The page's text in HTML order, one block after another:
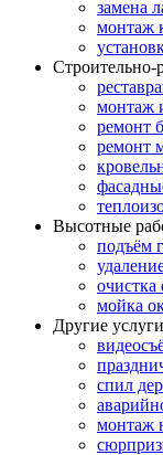
замена
монтаж
монтаж
ремонт
ремонт
Высотные
подъём
очистка
мойка
Другие услуги
спил
монтаж